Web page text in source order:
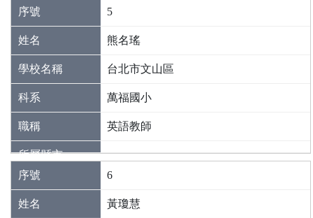
5
熊名瑤
台北市文山區
萬福國小
英語教師
6
黃瓊慧